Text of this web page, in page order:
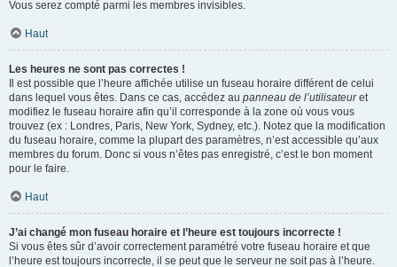
Vous serez compté parmi les membres invisibles.
Haut
Les heures ne sont pas correctes !
Il est possible que l’heure affichée utilise un fuseau horaire différent de celui
dans lequel vous êtes. Dans ce cas, accédez au panneau de l’utilisateuret
modifiez le fuseau horaire afin qu’il corresponde à la zone où vous vous
trouvez (ex : Londres, Paris, New York, Sydney, etc.). Notez que la modification
du fuseau horaire, comme la plupart des paramètres, n’est accessible qu’aux
membres du forum. Donc si vous n’êtes pas enregistré, c’est le bon moment
pour le faire.
Haut
J’ai changé mon fuseau horaire et l’heure est toujours incorrecte !
Si vous êtes sûr d’avoir correctement paramétré votre fuseau horaire et que
l’heure est toujours incorrecte, il se peut que le serveur ne soit pas à l’heure.